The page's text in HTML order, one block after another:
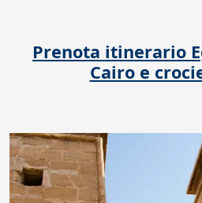
Prenota itinerario
Cairo e